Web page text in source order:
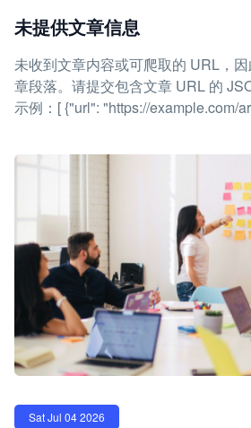
未提供文章信息
未收到文章内容或可爬取的 URL，
章段落。请提交包含文章 URL 的
示例：[ {"url": "https://example.com/
Sat Jul 04 2026